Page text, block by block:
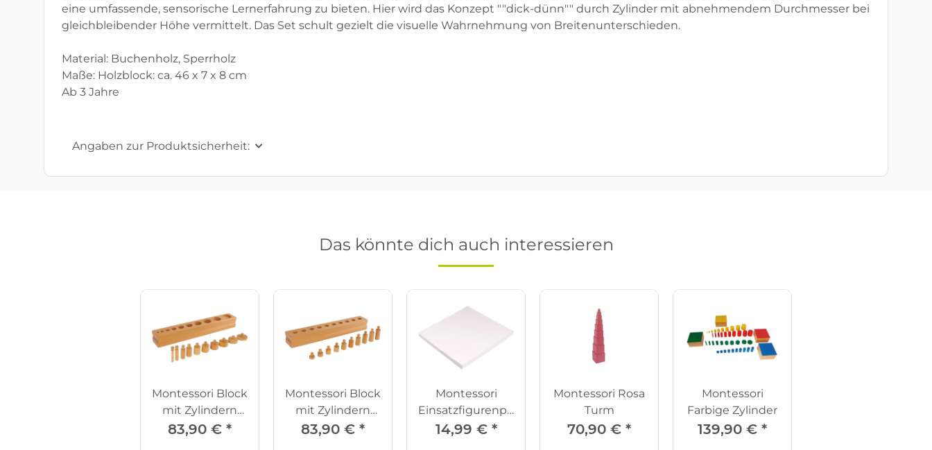
eine umfassende, sensorische Lernerfahrung zu bieten. Hier wird das Konzept ""dick-dünn"" durch Zylinder mit abnehmendem Durchmesser bei
gleichbleibender Höhe vermittelt. Das Set schult gezielt die visuelle Wahrnehmung von Breitenunterschieden.
Material: Buchenholz, Sperrholz
Maße: Holzblock: ca. 46 x 7 x 8 cm
Ab 3 Jahre
Angaben zur Produktsicherheit:
Das könnte dich auch interessieren
Montessori Block
mit Zylindern
Set 3
83,90 € *
Montessori Block
mit Zylindern
Set 4
83,90 € *
Montessori
Einsatzfigurenpapier
100 Blatt
14,99 € *
Montessori Rosa
Turm
70,90 € *
Montessori
Farbige Zylinder
139,90 € *